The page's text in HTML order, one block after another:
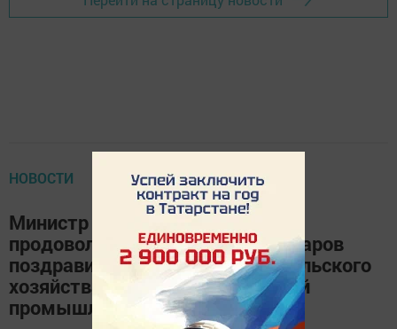
НОВОСТИ
Министр сельского хозяйства и
продовольствия РТ Марат Зяббаров
поздравил с Днем работника сельского
хозяйства и перерабатывающей
промышленности